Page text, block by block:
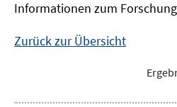
Informationen zum
Zurück zur Übersicht